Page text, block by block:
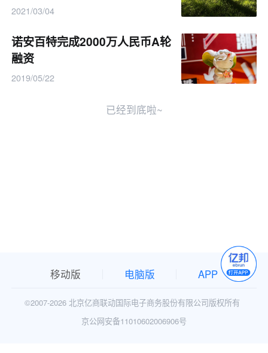
2021/03/04
诺安百特完成2000万人民币A轮
融资
2019/05/22
已经到底啦~
移动版 电脑版 APP
©2007-2026 北京亿商联动国际电子商务股份有限公司版权所有
京公网安备11010602006906号